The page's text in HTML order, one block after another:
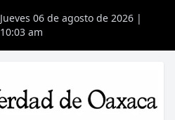
Jueves 06 de agosto de 2026 |
10:03 am